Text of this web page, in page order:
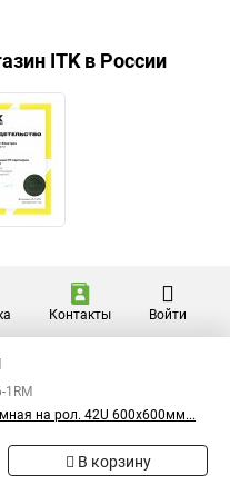
ITKв России
Контакты Войти
1RM
на рол. 42U 600х600мм...
В корзину